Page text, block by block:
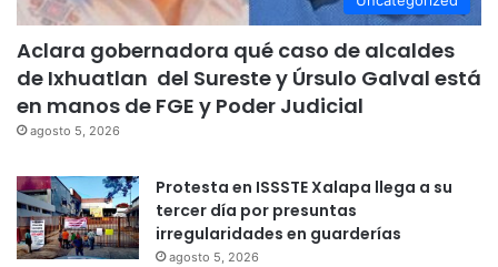
Aclara gobernadora qué caso de alcaldes
de Ixhuatlan del Sureste y Úrsulo Galval está
en manos de FGE y Poder Judicial
agosto 5, 2026
Protesta en ISSSTE Xalapa llega a su
tercer día por presuntas
irregularidades en guarderías
agosto 5, 2026